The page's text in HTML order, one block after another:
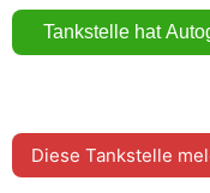
Diese Tankstelle